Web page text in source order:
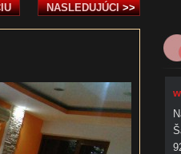
NASLEDUJÚCI >>